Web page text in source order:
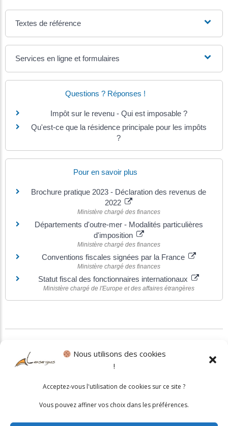
Nous utilisons des cookies
!
Acceptez-vous l'utilisation de cookies sur ce site ?
Vous pouvez affiner vos choix dans les préférences.
Textes de référence
Services en ligne et formulaires
Questions ? Réponses !
Impôt sur le revenu - Qui est imposable ?
Qu'est-ce que la résidence principale pour les impôts
?
Pour en savoir plus
Brochure pratique 2023 - Déclaration des revenus de
2022
Ministère chargé des finances
Départements d'outre-mer - Modalités particulières
d'imposition
Ministère chargé des finances
Conventions fiscales signées par la France
Ministère chargé des finances
Statut fiscal des fonctionnaires internationaux
Ministère chargé de l'Europe et des affaires étrangères
Politique cookies•Mentions légales